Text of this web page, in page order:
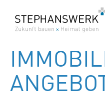
Inhalt
springen